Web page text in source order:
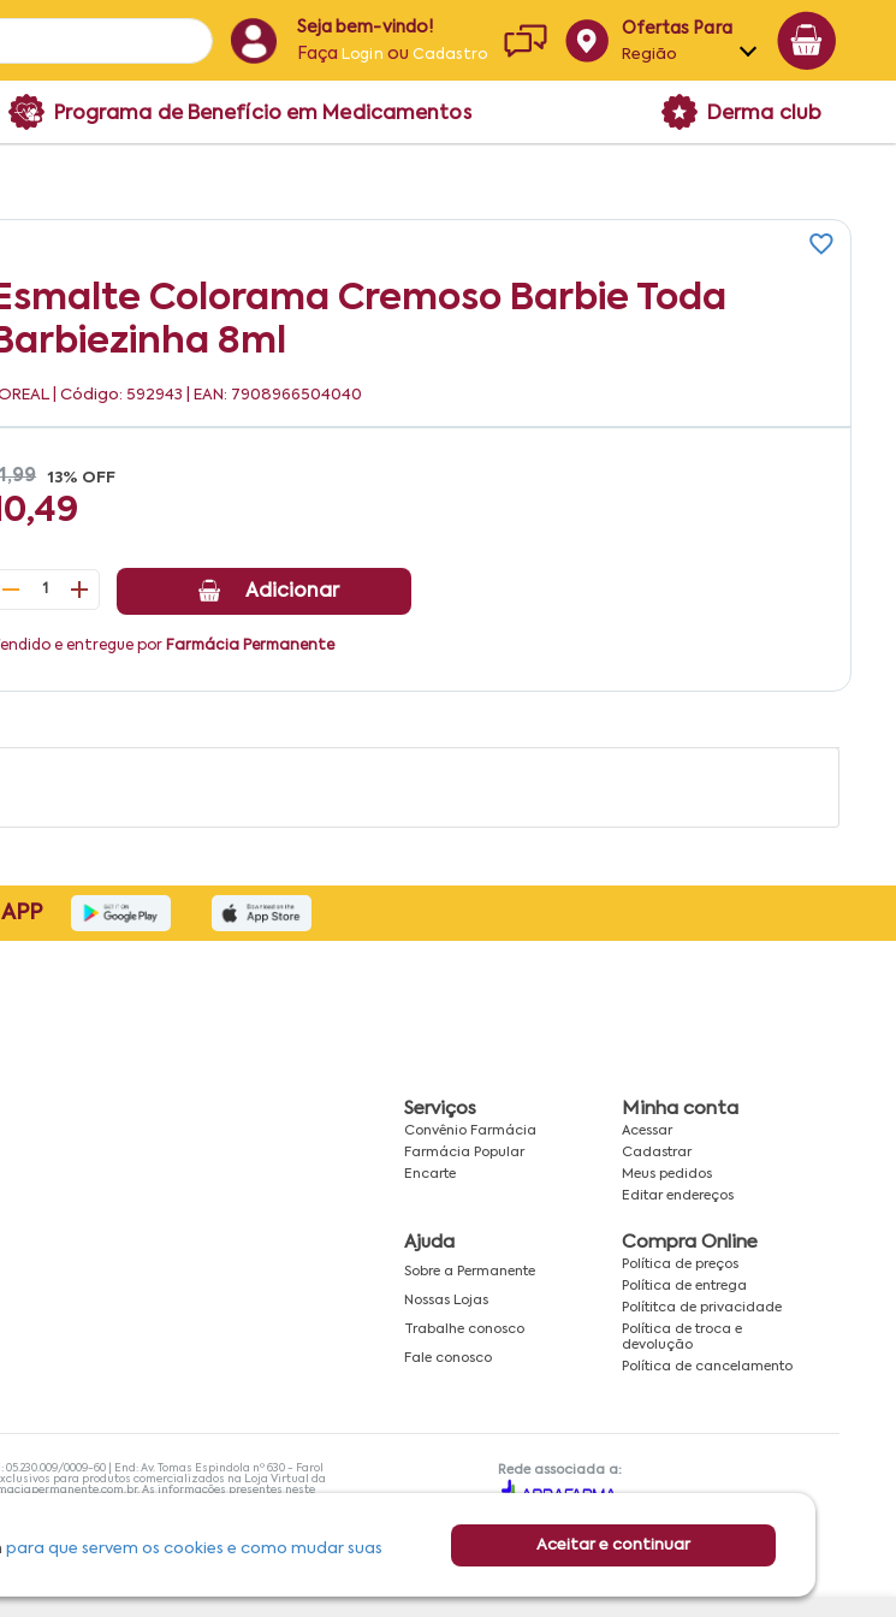
Seja bem-vindo!
Faça Login ouCadastro
Ofertas Para
Região
Alagoas
Programa de Benefício em Medicamentos Derma club
Colorama Cremoso Barbie Toda
8ml
| Código: 592943 | EAN: 7908966504040
13% OFF
1 Adicionar
e entregue por Farmácia Permanente
para que servem os cookies e como mudar suas
Aceitar e continuar
Serviços
Convênio Farmácia
Farmácia Popular
Encarte
Minha conta
Acessar
Cadastrar
Meus pedidos
Editar endereços
Ajuda
Sobre a Permanente
Nossas Lojas
Trabalhe conosco
Fale conosco
Compra Online
Política de preços
Política de entrega
Polítitca de privacidade
Política de troca e
devolução
Política de cancelamento
0009-60 | End: Av. Tomas Espindola nº 630 - Farol
exclusivos para produtos comercializados na Loja Virtual da
. As informações presentes neste
médica. Apenas o médico está capacitado para
A Farmácia Permanente trabalha com as
e a segurança dos clientes são compromissos da
estoque.
Rede associada a: